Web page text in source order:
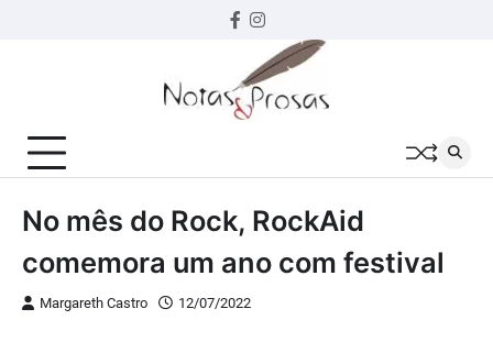
Facebook
instagram
No mês do Rock, RockAid
comemora um ano com festival
Margareth Castro 12/07/2022